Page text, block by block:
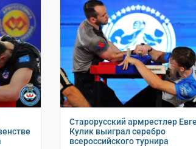
Старорусский армрестлер
Кулик выиграл серебро
всероссийского турнира